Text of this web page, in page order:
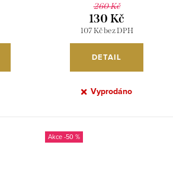
260 Kč
107 Kč bez DPH
130 Kč
DETAIL
Vyprodáno
-50 %